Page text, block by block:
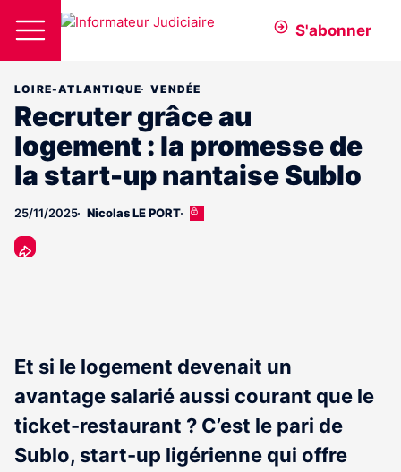
S'abonner
LOIRE-ATLANTIQUE VENDÉE
Recruter grâce au
logement : la promesse de
la start-up nantaise Sublo
25/11/2025 Nicolas LE PORT
Cet
Et si le logement devenait un
avantage salarié aussi courant que le
ticket-restaurant ? C’est le pari de
Sublo, start-up ligérienne qui offre